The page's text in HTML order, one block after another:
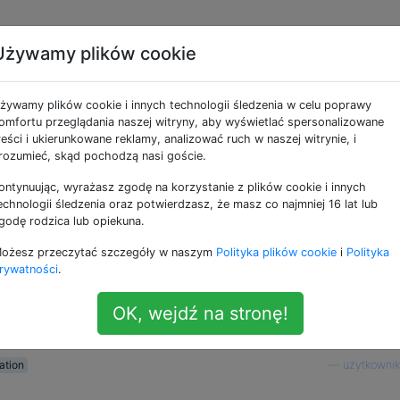
zablokować mnie
pomocą aplikacji
przed zlokalizowaniem go za pomocą aplikacji
czy w ogóle ją wyłączył? Kiedy próbowałem go
tylko lokalizację sprzed 3 godzin, ale pokazywała
rzeczywistym. Później jego telefon z lokalizacją
plików cookie
plików cookie i innych technologii śledzenia w celu poprawy
przeglądania naszej witryny, aby wyświetlać spersonalizowane
i ukierunkowane reklamy, analizować ruch w naszej witrynie, i
skąd pochodzą nasi goście.
wyrażasz zgodę na korzystanie z plików cookie i innych
śledzenia oraz potwierdzasz, że masz co najmniej 16 lat lub
rodzica lub opiekuna.
przeczytać szczegóły w naszym Polityka plików cookie i Polityka
.
OK, wejdź na stronę!